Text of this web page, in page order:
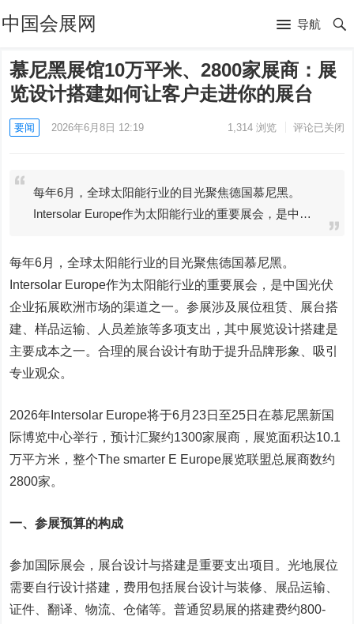
中国会展网 导航
慕尼黑展馆10万平米、2800家展商：展
览设计搭建如何让客户走进你的展台
要闻 2026年6月8日 12:19 1,314浏览 评论已关闭
每年6月，全球太阳能行业的目光聚焦德国慕尼黑。
Intersolar Europe作为太阳能行业的重要展会，是中…
每年6月，全球太阳能行业的目光聚焦德国慕尼黑。
Intersolar Europe作为太阳能行业的重要展会，是中国光伏
企业拓展欧洲市场的渠道之一。参展涉及展位租赁、展台搭
建、样品运输、人员差旅等多项支出，其中展览设计搭建是
主要成本之一。合理的展台设计有助于提升品牌形象、吸引
专业观众。
2026年Intersolar Europe将于6月23日至25日在慕尼黑新国
际博览中心举行，预计汇聚约1300家展商，展览面积达10.1
万平方米，整个The smarter E Europe展览联盟总展商数约
2800家。
一、参展预算的构成
参加国际展会，展台设计与搭建是重要支出项目。光地展位
需要自行设计搭建，费用包括展台设计与装修、展品运输、
证件、翻译、物流、仓储等。普通贸易展的搭建费约800-